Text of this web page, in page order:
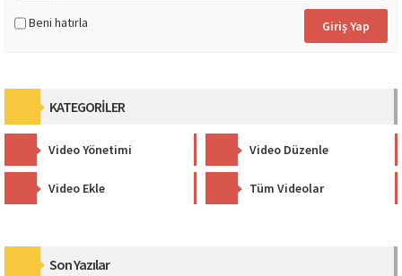
Beni hatırla
KATEGORİLER
Video Yönetimi Video Düzenle
Video Ekle Tüm Videolar
Son Yazılar